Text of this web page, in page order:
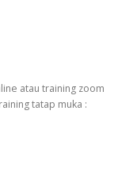
atau training zoom
tatap muka :